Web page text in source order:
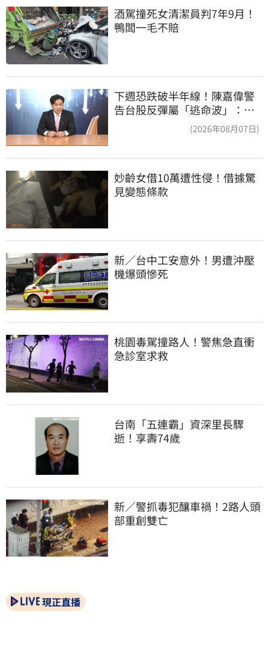
酒駕撞死女清潔員判7年9月！
鴨闆一毛不賠
下週恐跌破半年線！陳嘉偉警
告台股反彈屬「逃命波」：空
(2026年08月07日)
妙齡女借10萬遭性侵！借據驚
見變態條款
新／台中工安意外！男遭沖壓
機爆頭慘死
桃園毒駕撞路人！警焦急直衝
急診室求救
台南「五連霸」資深里長驟
逝！享壽74歲
新／警抓毒犯釀車禍！2路人頭
部重創雙亡
現正直播